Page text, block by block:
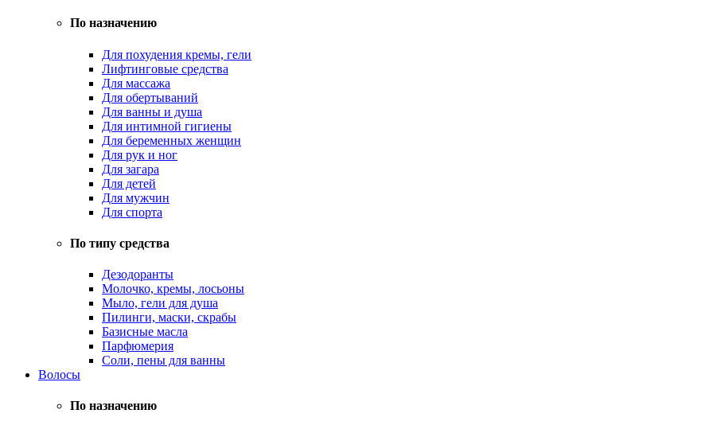
По назначению
Для похудения кремы, гели
Лифтинговые средства
Для массажа
Для обертываний
Для ванны и душа
Для интимной гигиены
Для беременных женщин
Для рук и ног
Для загара
Для детей
Для мужчин
Для спорта
По типу средства
Дезодоранты
Молочко, кремы, лосьоны
Мыло, гели для душа
Пилинги, маски, скрабы
Базисные масла
Парфюмерия
Соли, пены для ванны
Волосы
По назначению